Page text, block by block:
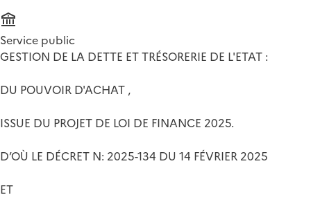
Service public
GESTION DE LA DETTE ET TRÉSORERIE DE L'ETAT :
DU POUVOIR D'ACHAT ,
ISSUE DU PROJET DE LOI DE FINANCE 2025.
D’OÙ LE DÉCRET N: 2025-134 DU 14 FÉVRIER 2025
ET